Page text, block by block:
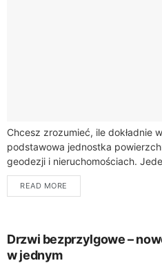
Chcesz zrozumieć, ile dokładnie
podstawowa jednostka
geodezji i nieruchomościach.
10 000 metrów kwadratowych
READ MORE
Drzwi bezprzylgowe –
w jednym